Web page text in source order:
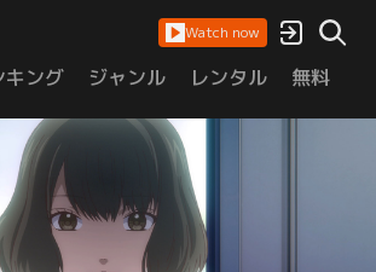
Watch now
キング ジャンル レンタル 無料